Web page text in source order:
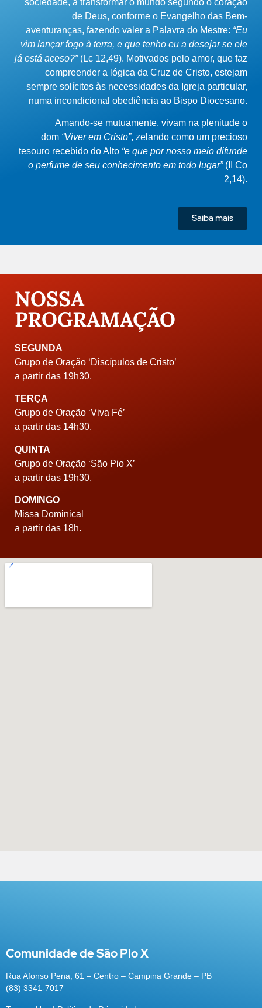
sociedade, a transformar o mundo segundo o coração
de Deus, conforme o Evangelho das Bem-
aventuranças, fazendo valer a Palavra do Mestre: “Eu
vim lançar fogo à terra, e que tenho eu a desejar se ele
já está aceso?”(Lc 12,49). Motivados pelo amor, que faz
compreender a lógica da Cruz de Cristo, estejam
sempre solícitos às necessidades da Igreja particular,
numa incondicional obediência ao Bispo Diocesano.
Amando-se mutuamente, vivam na plenitude o
dom “Viver em Cristo”, zelando como um precioso
tesouro recebido do Alto “e que por nosso meio difunde
o perfume de seu conhecimento em todo lugar”(II Co
2,14).
Saiba mais
NOSSA
PROGRAMAÇÃO
SEGUNDA
Grupo de Oração ‘Discípulos de Cristo’
a partir das 19h30.
TERÇA
Grupo de Oração ‘Viva Fé’
a partir das 14h30.
QUINTA
Grupo de Oração ‘São Pio X’
a partir das 19h30.
DOMINGO
Missa Dominical
a partir das 18h.
Comunidade de São Pio X
Rua Afonso Pena, 61 – Centro – Campina Grande – PB
(83) 3341-7017